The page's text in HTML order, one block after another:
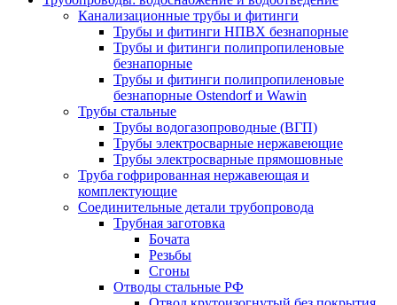
Канализационные трубы и фитинги
Трубы и фитинги НПВХ безнапорные
Трубы и фитинги полипропиленовые
безнапорные
Трубы и фитинги полипропиленовые
безнапорные Ostendorf и Wawin
Трубы стальные
Трубы водогазопроводные (ВГП)
Трубы электросварные нержавеющие
Трубы электросварные прямошовные
Труба гофрированная нержавеющая и
комплектующие
Соединительные детали трубопровода
Трубная заготовка
Бочата
Резьбы
Сгоны
Отводы стальные РФ